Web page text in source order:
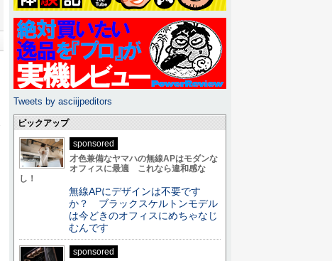
Tweets by asciijpeditors
ピックアップ
sponsored
才色兼備なヤマハの無線APはモダンな
オフィスに最適 これなら違和感な
し！
無線APにデザインは不要です
か？ ブラックスケルトンモデル
は今どきのオフィスにめちゃなじ
むんです
sponsored